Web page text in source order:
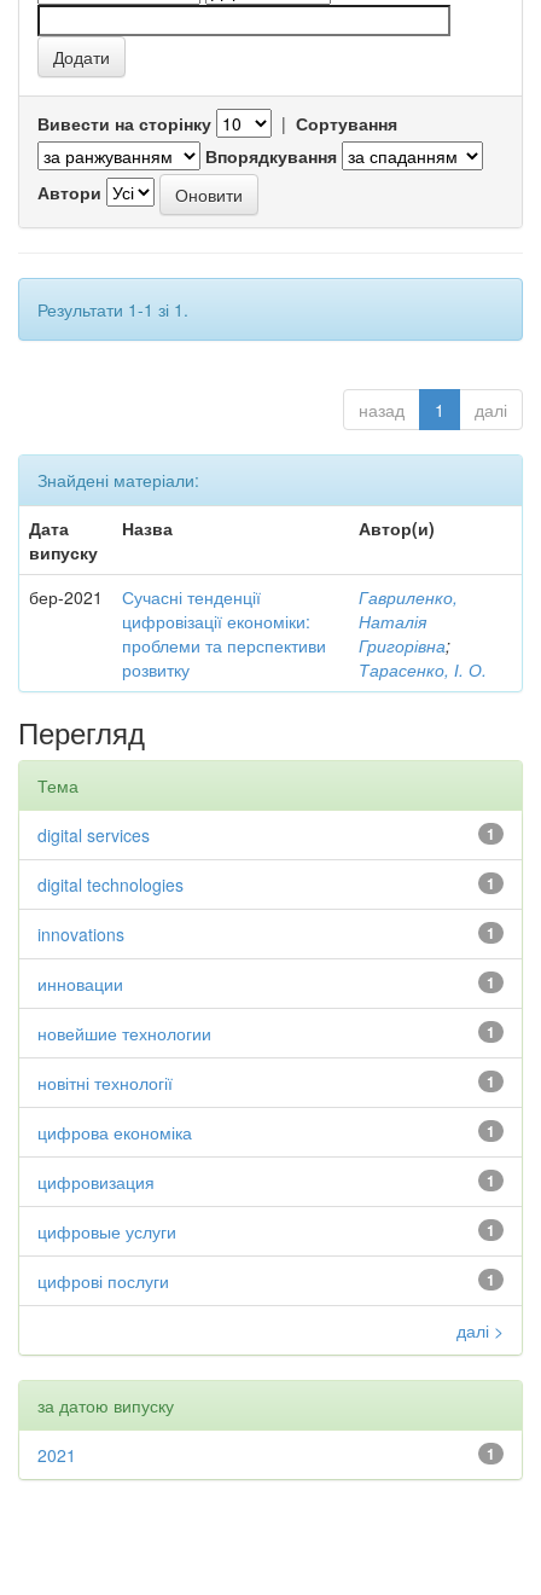
Вивести на сторінку | Сортування
Впорядкування
Автори
Результати 1-1 зі 1.
назад 1 далі
Знайдені матеріали:
Дата
випуску
Назва Автор(и)
бер-2021
Сучасні тенденції
цифровізації економіки:
проблеми та перспективи
розвитку
Гавриленко,
Наталія
Григорівна;
Тарасенко, І. О.
Перегляд
Тема
1
digital services
1
digital technologies
1
innovations
1
инновации
1
новейшие технологии
1
новітні технології
1
цифрова економіка
1
цифровизация
1
цифровые услуги
1
цифрові послуги
далі >
за датою випуску
1
2021